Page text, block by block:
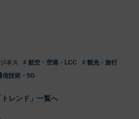
ネス # 航空・空港・LCC
# 観光・旅行
信技術・5G
トレンド」一覧へ